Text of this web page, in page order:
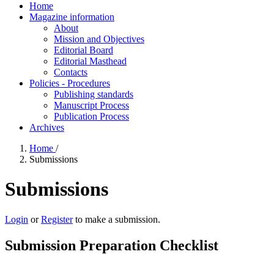
Home
Magazine information
About
Mission and Objectives
Editorial Board
Editorial Masthead
Contacts
Policies - Procedures
Publishing standards
Manuscript Process
Publication Process
Archives
Home /
Submissions
Submissions
Login orRegisterto make a submission.
Submission Preparation Checklist